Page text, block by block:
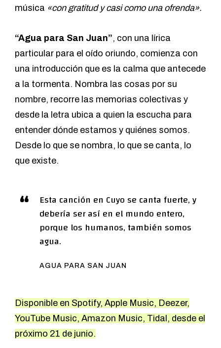
música «con gratitud y casi como una ofrenda».
“Agua para San Juan”, con una lírica
particular para el oído oriundo, comienza con
una introducción que es la calma que antecede
a la tormenta. Nombra las cosas por su
nombre, recorre las memorias colectivas y
desde la letra ubica a quien la escucha para
entender dónde estamos y quiénes somos.
Desde lo que se nombra, lo que se canta, lo
que existe.
Esta canción en Cuyo se canta fuerte, y
debería ser así en el mundo entero,
porque los humanos, también somos
agua.
AGUA PARA SAN JUAN
Disponible en Spotify, Apple Music, Deezer,
YouTube Music, Amazon Music, Tidal, desde el
próximo 21 de junio.